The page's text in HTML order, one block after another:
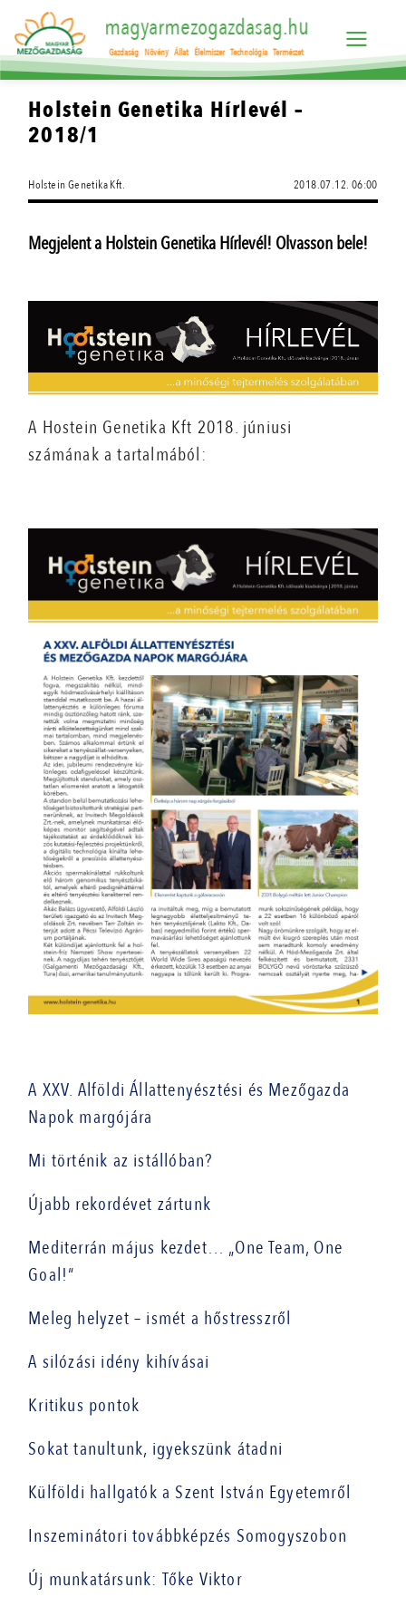
magyarmezogazdasag.hu
Gazdaság Növény Állat Élelmiszer Technológia Természet
Holstein Genetika Hírlevél –
2018/1
Holstein Genetika Kft. 2018.07.12. 06:00
Megjelent a Holstein Genetika Hírlevél! Olvasson bele!
A Hostein Genetika Kft 2018. júniusi
számának a tartalmából:
A XXV. Alföldi Állattenyésztési és Mezőgazda
Napok margójára
Mi történik az istállóban?
Újabb rekordévet zártunk
Mediterrán május kezdet… „One Team, One
Goal!“
Meleg helyzet – ismét a hőstresszről
A silózási idény kihívásai
Kritikus pontok
Sokat tanultunk, igyekszünk átadni
Külföldi hallgatók a Szent István Egyetemről
Inszeminátori továbbképzés Somogyszobon
Új munkatársunk: Tőke Viktor